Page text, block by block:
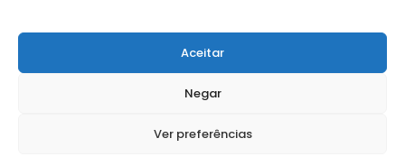
Aceitar
Negar
Ver preferências
FALE CONOSCO
Solicite Apoio Institucional da AMB para o seu evento